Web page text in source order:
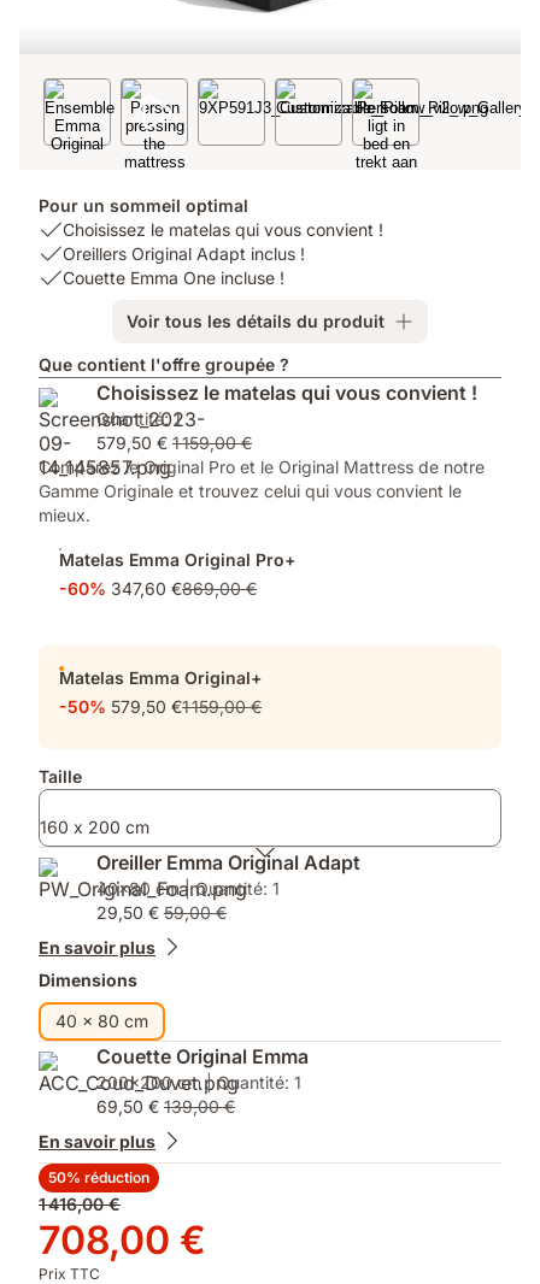
Pour un sommeil optimal
USP
1:
Choisissez
vous
convient
!
Choisissez le matelas qui vous convient !
USP
2:
inclus
!
Oreillers Original Adapt inclus !
USP
One
incluse
!
Couette Emma One incluse !
Voir tous les détails du produit
Que contient l'offre groupée ?
Choisissez le matelas qui vous convient !
Quantité: 1
579,50 € 1 159,00 €
Comparez le Original Pro et le Original Mattress de notre
Gamme Originale et trouvez celui qui vous convient le
mieux.
Matelas Emma Original Pro+
-60% 347,60 €869,00 €
Matelas Emma Original+
-50% 579,50 €1 159,00 €
Taille
160 x 200 cm
Oreiller Emma Original Adapt
40x80 cm | Quantité: 1
29,50 € 59,00 €
En savoir plus
Dimensions
40 x 80 cm
Couette Original Emma
200x200 cm | Quantité: 1
69,50 € 139,00 €
En savoir plus
50% réduction
Prix
d'origine
1 416,00 €
1 416,00 €
Prix
708,00 €
708,00 €
Prix TTC